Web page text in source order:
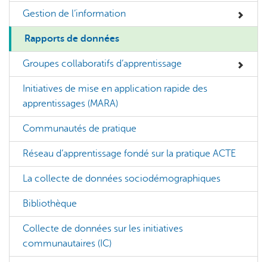
Gestion de l’information
Rapports de données
Groupes collaboratifs d’apprentissage
Initiatives de mise en application rapide des
apprentissages (MARA)
Communautés de pratique
Réseau d’apprentissage fondé sur la pratique ACTE
La collecte de données sociodémographiques
Bibliothèque
Collecte de données sur les initiatives
communautaires (IC)